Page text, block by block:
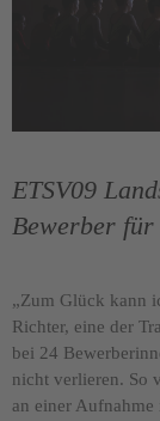
ETSV09
Bewerber für
„Zum Glück kann
Richter, eine der
bei 24
nicht verlieren. So
an einer